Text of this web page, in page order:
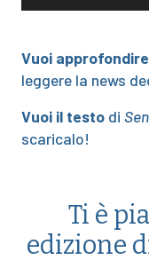
Vuoi approfondire
leggere la news
Vuoi il testo di
scaricalo!
Ti è
edizione